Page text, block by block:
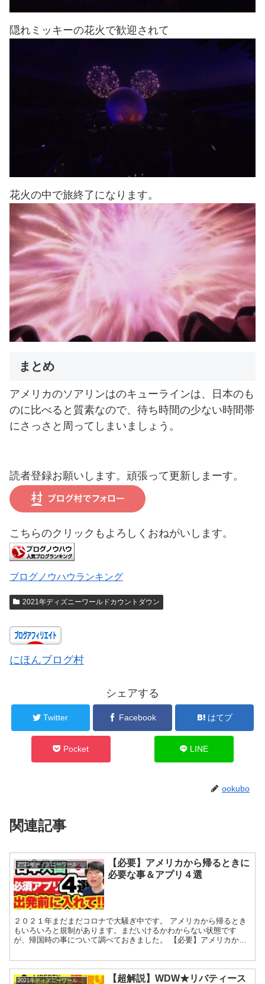
隠れミッキーの花火で歓迎されて
花火の中で旅終了になります。
まとめ
アメリカのソアリンはのキューラインは、日本のも
のに比べると質素なので、待ち時間の少ない時間帯
にさっさと周ってしまいましょう。
読者登録お願いします。頑張って更新しまーす。
こちらのクリックもよろしくおねがいします。
ブログノウハウランキング
2021年ディズニーワールドカウントダウン
にほんブログ村
シェアする
Twitter Facebook はてブ
Pocket LINE
ookubo
関連記事
2021年ディズニーワールドカウントダウン
【必要】アメリカから帰るときに
必要な事＆アプリ４選
２０２１年まだまだコロナで大騒ぎ中です。 アメリカから帰るとき
もいろいろと規制があります。まだいけるかわからない状態です
が、帰国時の事について調べておきました。 【必要】アメリカから
2021年ディズニーワールドカウントダウン
【超解説】WDW★リバティース